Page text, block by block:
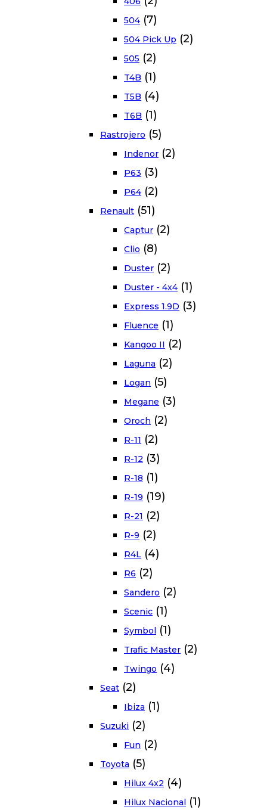
504 (7)
504 Pick Up (2)
505 (2)
T4B (1)
T5B (4)
T6B (1)
Rastrojero (5)
Indenor (2)
P63 (3)
P64 (2)
Renault (51)
Captur (2)
Clio (8)
Duster (2)
Duster - 4x4 (1)
Express 1.9D (3)
Fluence (1)
Kangoo II (2)
Laguna (2)
Logan (5)
Megane (3)
Oroch (2)
R-11 (2)
R-12 (3)
R-18 (1)
R-19 (19)
R-21 (2)
R-9 (2)
R4L (4)
R6 (2)
Sandero (2)
Scenic (1)
Symbol (1)
Trafic Master (2)
Twingo (4)
Seat (2)
Ibiza (1)
Suzuki (2)
Fun (2)
Toyota (5)
Hilux 4x2 (4)
Hilux Nacional (1)